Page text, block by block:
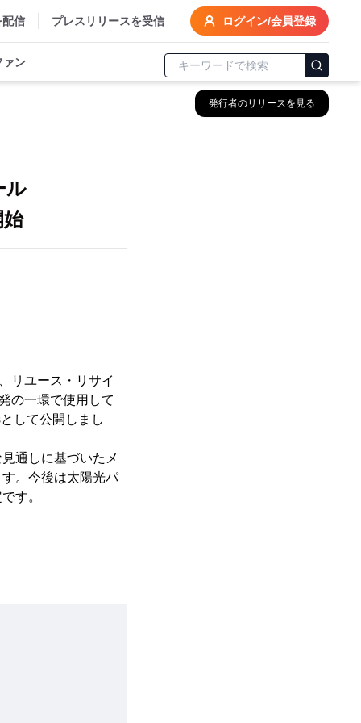
配信 プレスリリースを受信 ログイン/会員登録
ァン
発行者のリリースを見る
ル
リユース・リサイ
の一環で使用して
して公開しまし
通しに基づいたメ
。今後は太陽光パ
す。